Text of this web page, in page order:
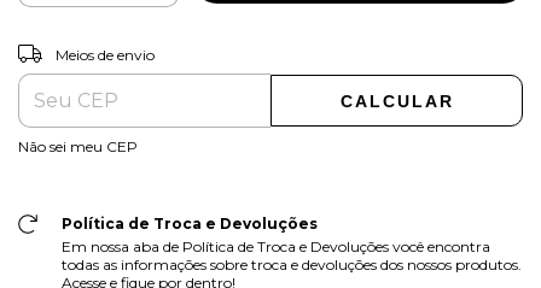
Entregas para o CEP:
Meios de envio
CALCULAR
Não sei meu CEP
Política de Troca e Devoluções
Em nossa aba de Política de Troca e Devoluções você encontra
todas as informações sobre troca e devoluções dos nossos produtos.
Acesse e fique por dentro!